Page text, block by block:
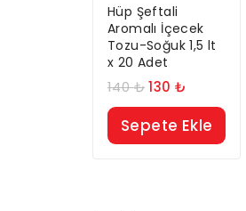
Hüp Şeftali
Aromalı İçecek
Tozu-Soğuk 1,5 lt
x 20 Adet
140₺ 130₺
Sepete Ekle